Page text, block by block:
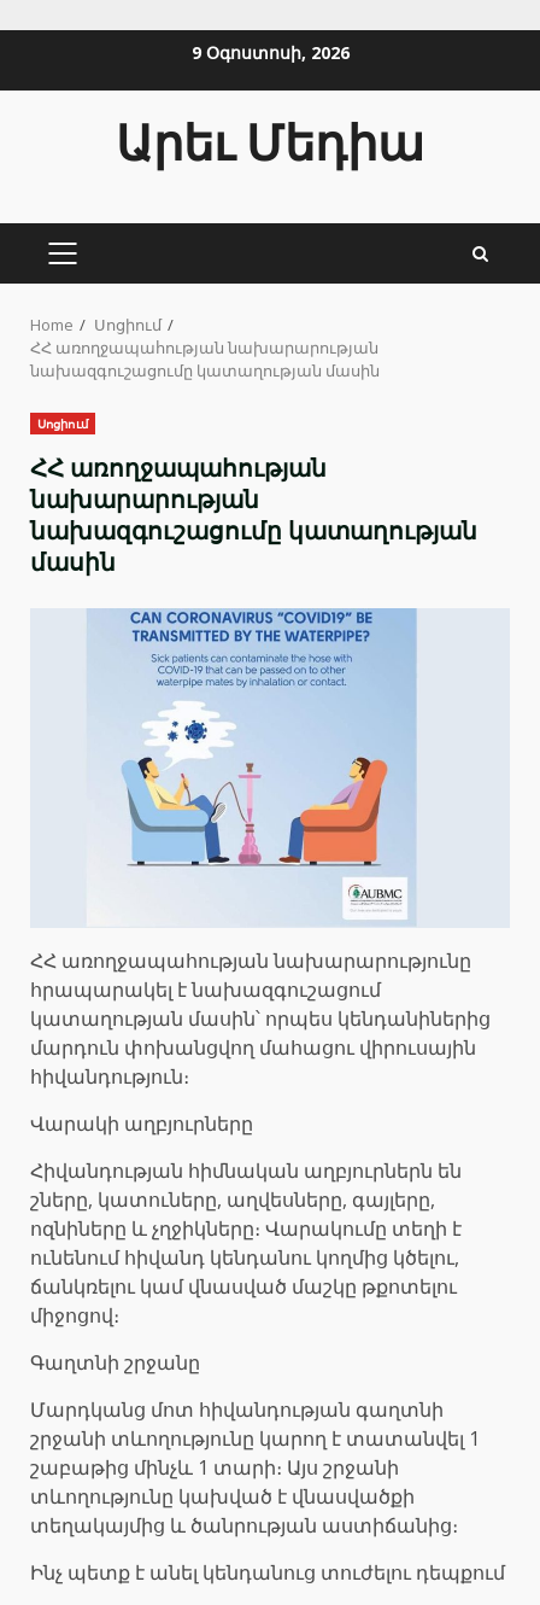
9 Օգոստոսի, 2026
Արեւ Մեդիա
PRIMARY
Home
Սոցիում
ՀՀ առողջապահության նախարարության
նախազգուշացումը կատաղության մասին
Սոցիում
ՀՀ առողջապահության
նախարարության
նախազգուշացումը կատաղության
մասին
ՀՀ առողջապահության նախարարությունը
հրապարակել է նախազգուշացում
կատաղության մասին՝ որպես կենդանիներից
մարդուն փոխանցվող մահացու վիրուսային
հիվանդություն։
Վարակի աղբյուրները
Հիվանդության հիմնական աղբյուրներն են
շները, կատուները, աղվեսները, գայլերը,
ոզնիները և չղջիկները։ Վարակումը տեղի է
ունենում հիվանդ կենդանու կողմից կծելու,
ճանկռելու կամ վնասված մաշկը թքոտելու
միջոցով։
Գաղտնի շրջանը
Մարդկանց մոտ հիվանդության գաղտնի
շրջանի տևողությունը կարող է տատանվել 1
շաբաթից մինչև 1 տարի։ Այս շրջանի
տևողությունը կախված է վնասվածքի
տեղակայմից և ծանրության աստիճանից։
Ինչ պետք է անել կենդանուց տուժելու դեպքում